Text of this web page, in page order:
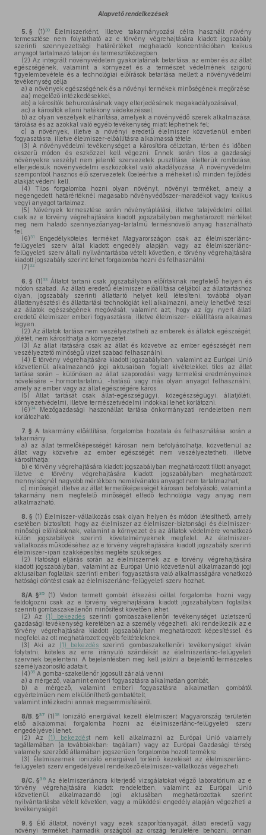
Alapvető rendelkezések
5. § (1) 30Élelmiszerként, illetve takarmányozási célra használt növény
termesztése nem folytatható az e törvény végrehajtására kiadott jogszabály
szerinti szennyezettségi határértéket meghaladó koncentrációban toxikus
anyagot tartalmazó talajon és termesztőközegben.
(2) Az integrált növényvédelem gyakorlatának betartása, az ember és az állat
egészségének, valamint a környezet és a természet védelmének szigorú
figyelembevétele és a technológiai előírások betartása mellett a növényvédelmi
tevékenység célja
a) a növények egészségének és a növényi termékek minőségének megőrzése
aa) megelőző intézkedésekkel,
ab) a károsítók behurcolásának vagy elterjedésének megakadályozásával,
ac) a károsítók elleni hatékony védekezéssel;
b) az olyan veszélyek elhárítása, amelyek a növényvédő szerek alkalmazása,
tárolása és az azokkal való egyéb tevékenység miatt léphetnek fel;
c) a növények, illetve a növényi eredetű élelmiszer közvetlenül emberi
fogyasztásra, illetve élelmiszer-előállításra alkalmassá tétele.
(3) A növényvédelmi tevékenységet a károsítóra célzottan, térben és időben
okszerű módon és eszközzel kell végezni. Ennek során tilos a gazdasági
növényekre veszélyt nem jelentő szervezetek pusztítása, életterük rombolása,
elterjedésük növényvédelmi eszközökkel való akadályozása. A növényvédelmi
szempontból hasznos élő szervezetek (beleértve a méheket is) minden fejlődési
alakját védeni kell.
(4) Tilos forgalomba hozni olyan növényt, növényi terméket, amely a
megengedett határértéknél magasabb növényvédőszer-maradékot vagy toxikus
vegyi anyagot tartalmaz.
(5) Növények termesztése során növénytáplálási, illetve talajvédelmi céllal
csak az e törvény végrehajtására kiadott jogszabályban meghatározott mértéket
meg nem haladó szennyezőanyag-tartalmú termésnövelő anyag használható
fel.
(6) 31
Engedélyköteles terméket Magyarországon csak az élelmiszerlánc-
felügyeleti szerv által kiadott engedély alapján, vagy az élelmiszerlánc-
felügyeleti szerv általi nyilvántartásba vételt követően, e törvény végrehajtására
kiadott jogszabály szerint lehet forgalomba hozni és felhasználni.
(7) 32
6. § (1) 33 Állatot tartani csak jogszabályban előírtaknak megfelelő helyen és
módon szabad. Az állati eredetű élelmiszer előállítása céljából az állattartáshoz
olyan, jogszabály szerinti állattartó helyet kell létesíteni, továbbá olyan
állattenyésztési és állattartási technológiát kell alkalmazni, amely lehetővé teszi
az állatok egészségének megóvását, valamint azt, hogy az így nyert állati
eredetű élelmiszer emberi fogyasztásra, illetve élelmiszer- előállításra alkalmas
legyen.
(2) Az állatok tartása nem veszélyeztetheti az emberek és állatok egészségét,
jólétét, nem károsíthatja a környezetet.
(3) Az állat itatására csak az állat és közvetve az ember egészségét nem
veszélyeztető minőségű vizet szabad felhasználni.
(4) E törvény végrehajtására kiadott jogszabályban, valamint az Európai Unió
közvetlenül alkalmazandó jogi aktusaiban foglalt kivételekkel tilos az állat
tartása során – különösen az állat szaporodási vagy termelési eredményeinek
növelésére – hormontartalmú, -hatású vagy más olyan anyagot felhasználni,
amely az ember vagy az állat egészségére káros.
(5) Állat tartását csak állat-egészségügyi, közegészségügyi, állatjóléti,
környezetvédelmi, illetve természetvédelmi indokkal lehet korlátozni.
(6) 34
Mezőgazdasági haszonállat tartása önkormányzati rendeletben nem
korlátozható.
7. § A takarmány előállítása, forgalomba hozatala és felhasználása során a
takarmány
a) az állat termelőképességét károsan nem befolyásolhatja, közvetlenül az
állat vagy közvetve az ember egészségét nem veszélyeztetheti, illetve
károsíthatja;
b) e törvény végrehajtására kiadott jogszabályban meghatározott tiltott anyagot,
illetve e törvény végrehajtására kiadott jogszabályban meghatározott
mennyiségnél nagyobb mértékben nemkívánatos anyagot nem tartalmazhat;
c) minőségét, illetve az állat termelőképességét károsan befolyásoló, valamint a
takarmány nem megfelelő minőségét elfedő technológia vagy anyag nem
alkalmazható.
8. § (1) Élelmiszer-vállalkozás csak olyan helyen és módon létesíthető, amely
esetében biztosított, hogy az élelmiszer az élelmiszer-biztonsági és élelmiszer-
minőségi előírásoknak, valamint a környezet és az állatok védelmére vonatkozó
külön jogszabályok szerinti követelményeknek megfelel. Az élelmiszer-
vállalkozás működéséhez az e törvény végrehajtására kiadott jogszabály szerinti
élelmiszer-ipari szakképesítés megléte szükséges.
(2) Hatósági eljárás során az élelmiszernek az e törvény végrehajtására
kiadott jogszabályban, valamint az Európai Unió közvetlenül alkalmazandó jogi
aktusaiban foglaltak szerinti emberi fogyasztásra való alkalmasságára vonatkozó
hatósági döntést csak az élelmiszerlánc-felügyeleti szerv hozhat.
8/A. §35 (1)
Vadon termett gombát étkezési céllal forgalomba hozni vagy
feldolgozni csak az e törvény végrehajtására kiadott jogszabályban foglaltak
szerinti gombaszakellenőri minősítést követően lehet.
(2) Az (1) bekezdés szerinti gombaszakellenőri tevékenységet üzletszerű
gazdasági tevékenység keretében az a személy végezheti, aki rendelkezik az e
törvény végrehajtására kiadott jogszabályban meghatározott képesítéssel és
megfelel az ott meghatározott egyéb feltételeknek.
(3) Aki az (1) bekezdés szerinti gombaszakellenőri tevékenységet kíván
folytatni, köteles az erre irányuló szándékát az élelmiszerlánc-felügyeleti
szervnek bejelenteni. A bejelentésben meg kell jelölni a bejelentő természetes
személyazonosító adatait.
(4) 36 A gomba-szakellenőr jogosult zár alá venni
a) a mérgező, valamint emberi fogyasztásra alkalmatlan gombát,
b) a mérgező, valamint emberi fogyasztásra alkalmatlan gombától
egyértelműen nem elkülöníthető gombatételt,
valamint intézkedni annak megsemmisítéséről.
8/B. §37 (1) 38Ionizáló energiával kezelt élelmiszert Magyarország területén
első alkalommal forgalomba hozni az élelmiszerlánc-felügyeleti szerv
engedélyével lehet.
(2) Az (1) bekezdést nem kell alkalmazni az Európai Unió valamely
tagállamában (a továbbiakban: tagállam) vagy az Európai Gazdasági térség
valamely szerződő államában jogszerűen forgalomba hozott termékre.
(3) Élelmiszernek ionizáló energiával történő kezelését az élelmiszerlánc-
felügyeleti szerv engedélyével rendelkező élelmiszer-vállalkozás végezheti.
8/C. §39 Az élelmiszerláncra kiterjedő vizsgálatokat végző laboratórium az e
törvény végrehajtására kiadott rendeletben, valamint az Európai Unió
közvetlenül alkalmazandó jogi aktusában meghatározottak szerint
nyilvántartásba vételt követően, vagy a működési engedély alapján végezheti a
tevékenységét.
9. § Élő állatot, növényt vagy ezek szaporítóanyagát, állati eredetű vagy
növényi terméket harmadik országból az ország területére behozni, onnan